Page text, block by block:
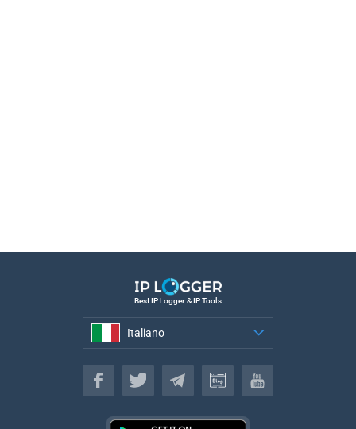
Best IP Logger & IP Tools
Italiano
Italiano